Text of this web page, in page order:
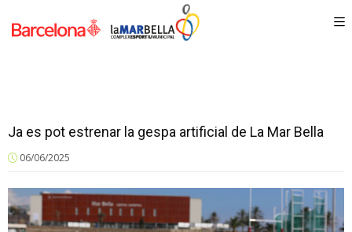
Ja es pot estrenar la gespa artificial de La Mar Bella
06/06/2025